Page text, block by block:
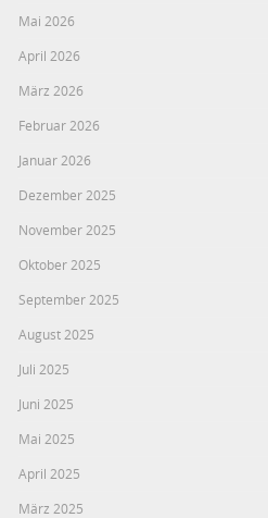
Mai 2026
April 2026
März 2026
Februar 2026
Januar 2026
Dezember 2025
November 2025
Oktober 2025
September 2025
August 2025
Juli 2025
Juni 2025
Mai 2025
April 2025
März 2025